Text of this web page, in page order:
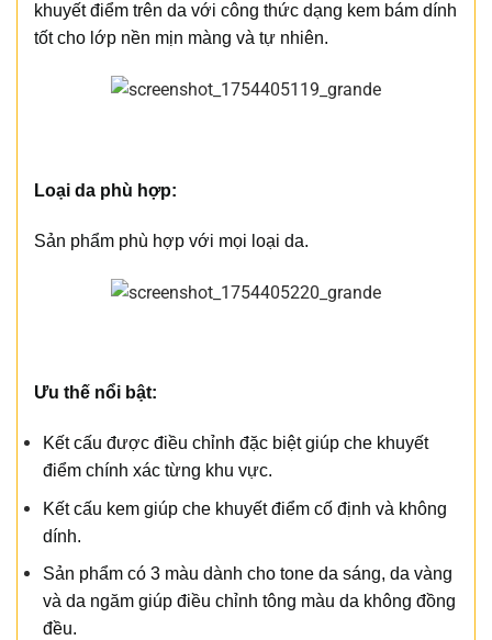
khuyết điểm trên da với công thức dạng kem bám dính
tốt cho lớp nền mịn màng và tự nhiên.
Loại da phù hợp:
Sản phẩm phù hợp với mọi loại da.
Ưu thế nổi bật:
Kết cấu được điều chỉnh đặc biệt giúp che khuyết
điểm chính xác từng khu vực.
Kết cấu kem giúp che khuyết điểm cố định và không
dính.
Sản phẩm có 3 màu dành cho tone da sáng, da vàng
và da ngăm giúp điều chỉnh tông màu da không đồng
đều.